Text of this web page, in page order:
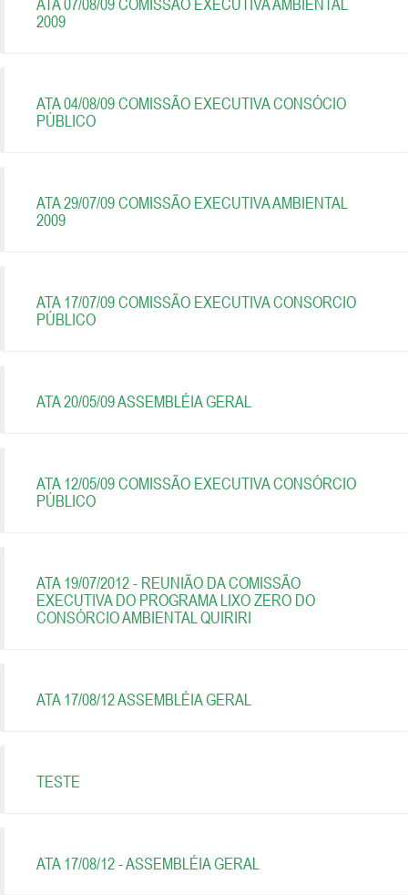
ATA 07/08/09 COMISSÃO EXECUTIVA AMBIENTAL
2009
ATA 04/08/09 COMISSÃO EXECUTIVA CONSÓCIO
PÚBLICO
ATA 29/07/09 COMISSÃO EXECUTIVA AMBIENTAL
2009
ATA 17/07/09 COMISSÃO EXECUTIVA CONSORCIO
PÚBLICO
ATA 20/05/09 ASSEMBLÉIA GERAL
ATA 12/05/09 COMISSÃO EXECUTIVA CONSÓRCIO
PÚBLICO
ATA 19/07/2012 - REUNIÃO DA COMISSÃO
EXECUTIVA DO PROGRAMA LIXO ZERO DO
CONSÓRCIO AMBIENTAL QUIRIRI
ATA 17/08/12 ASSEMBLÉIA GERAL
TESTE
ATA 17/08/12 - ASSEMBLÉIA GERAL